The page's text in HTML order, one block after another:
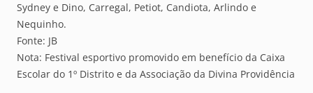
Sydney e Dino, Carregal, Petiot, Candiota, Arlindo e
Nequinho.
Fonte: JB
Nota: Festival esportivo promovido em benefício da Caixa
Escolar do 1º Distrito e da Associação da Divina Providência